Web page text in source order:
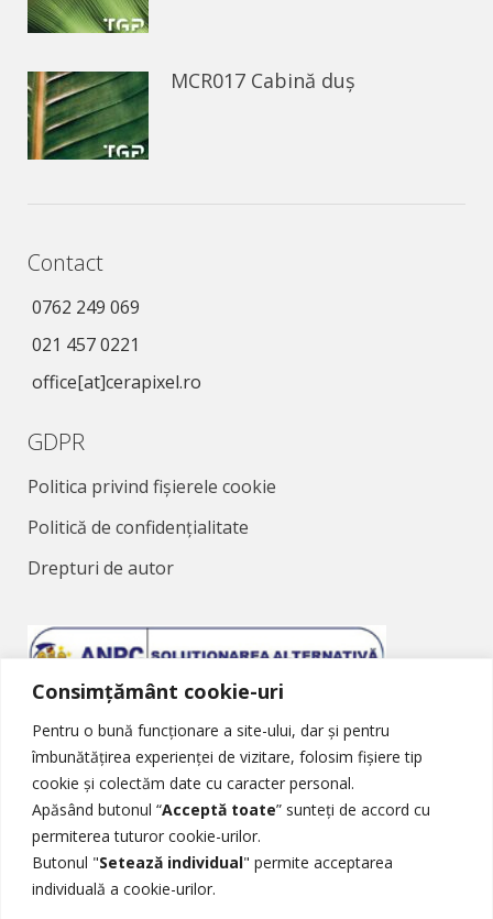
Consimțământ cookie-uri
Pentru o bună funcționare a site-ului, dar și pentru
îmbunătățirea experienței de vizitare, folosim fișiere tip
cookie și colectăm date cu caracter personal.
Apăsând butonul “Acceptă toate” sunteți de accord cu
permiterea tuturor cookie-urilor.
Butonul "Setează individual" permite acceptarea
individuală a cookie-urilor.
MCR017 Cabină duș
Contact
0762 249 069
021 457 0221
office[at]cerapixel.ro
GDPR
Politica privind fișierele cookie
Politică de confidențialitate
Drepturi de autor
Soluționarea Alternativă a Litigiilor